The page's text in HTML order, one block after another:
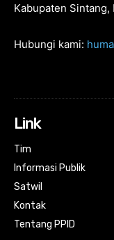
Kabupaten Sintang,
Hubungi kami:
Link
Tim
Informasi Publik
Satwil
Kontak
Tentang PPID